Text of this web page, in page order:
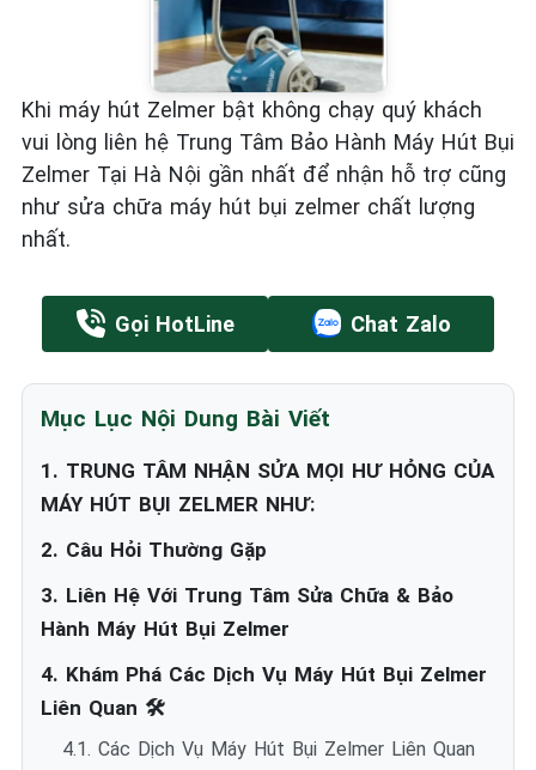
Khi máy hút Zelmer bật không chạy quý khách
vui lòng liên hệ Trung Tâm Bảo Hành Máy Hút Bụi
Zelmer Tại Hà Nội gần nhất để nhận hỗ trợ cũng
như sửa chữa máy hút bụi zelmer chất lượng
nhất.
Gọi HotLine Chat Zalo
Mục Lục Nội Dung Bài Viết
1. TRUNG TÂM NHẬN SỬA MỌI HƯ HỎNG CỦA
MÁY HÚT BỤI ZELMER NHƯ:
2. Câu Hỏi Thường Gặp
3. Liên Hệ Với Trung Tâm Sửa Chữa & Bảo
Hành Máy Hút Bụi Zelmer
4. Khám Phá Các Dịch Vụ Máy Hút Bụi Zelmer
Liên Quan 🛠️
4.1. Các Dịch Vụ Máy Hút Bụi Zelmer Liên Quan